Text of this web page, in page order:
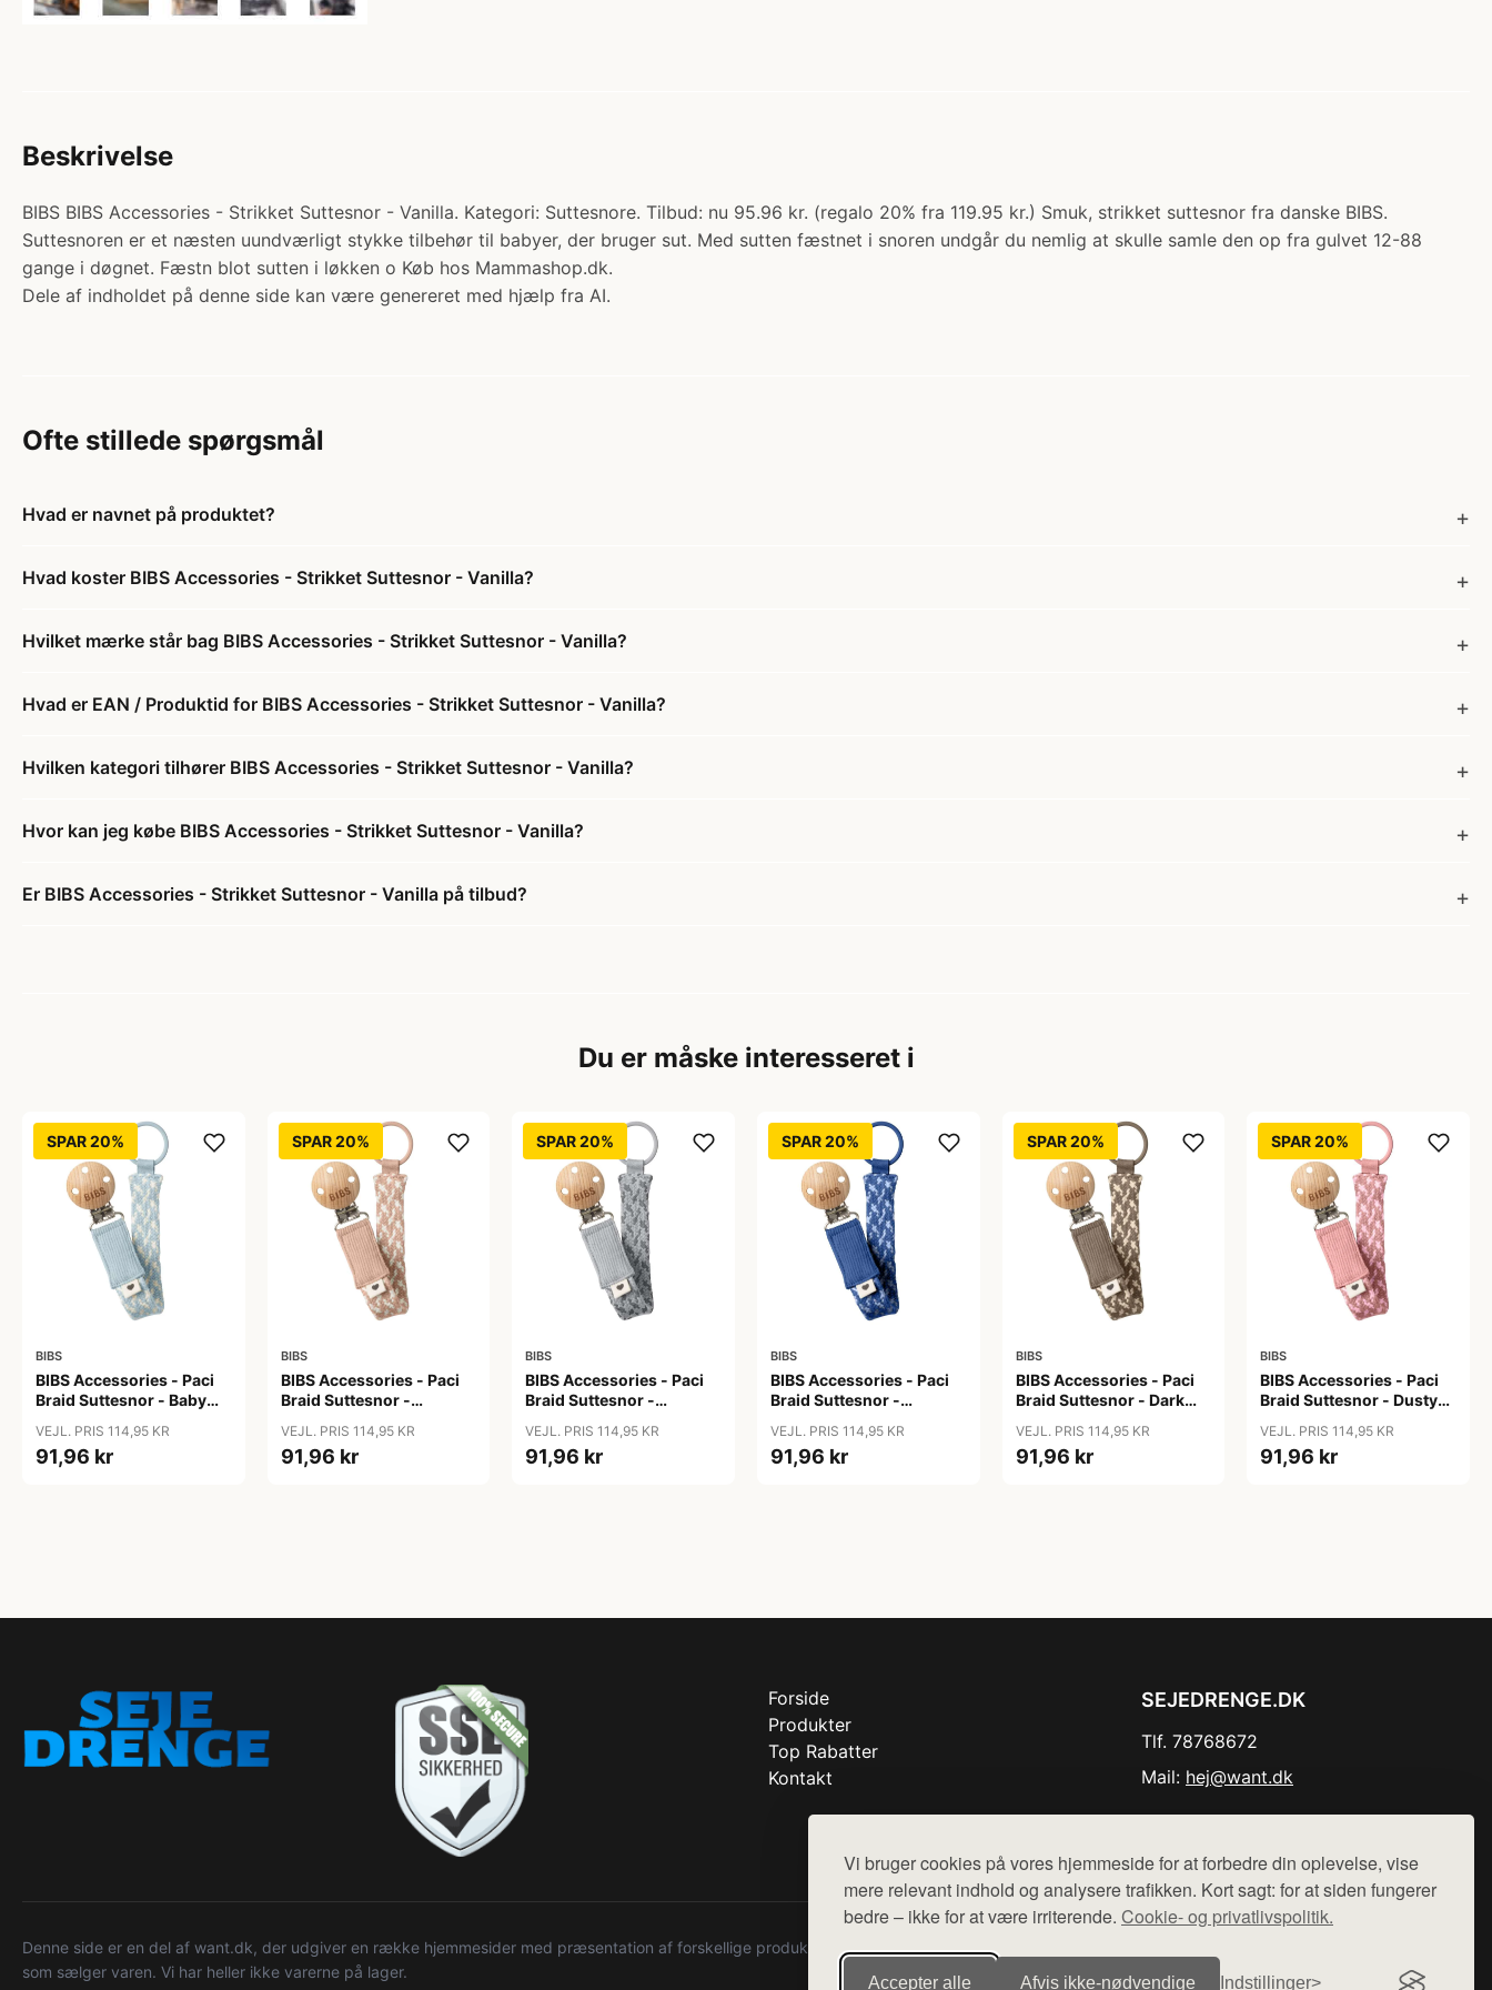
Vi bruger cookies på vores hjemmeside for at forbedre din oplevelse, vise
mere relevant indhold og analysere trafikken. Kort sagt: for at siden fungerer
bedre – ikke for at være irriterende. Cookie- og privatlivspolitik.
Accepter alle Afvis ikke‑nødvendige Indstillinger
Beskrivelse
BIBS BIBS Accessories - Strikket Suttesnor - Vanilla. Kategori: Suttesnore. Tilbud: nu 95.96 kr. (regalo 20% fra 119.95 kr.) Smuk, strikket suttesnor fra danske BIBS.
Suttesnoren er et næsten uundværligt stykke tilbehør til babyer, der bruger sut. Med sutten fæstnet i snoren undgår du nemlig at skulle samle den op fra gulvet 12-88
gange i døgnet. Fæstn blot sutten i løkken o Køb hos Mammashop.dk.
Dele af indholdet på denne side kan være genereret med hjælp fra AI.
Ofte stillede spørgsmål
Hvad er navnet på produktet?
Hvad koster BIBS Accessories - Strikket Suttesnor - Vanilla?
Hvilket mærke står bag BIBS Accessories - Strikket Suttesnor - Vanilla?
Hvad er EAN / Produktid for BIBS Accessories - Strikket Suttesnor - Vanilla?
Hvilken kategori tilhører BIBS Accessories - Strikket Suttesnor - Vanilla?
Hvor kan jeg købe BIBS Accessories - Strikket Suttesnor - Vanilla?
Er BIBS Accessories - Strikket Suttesnor - Vanilla på tilbud?
Du er måske interesseret i
SPAR 20%
BIBS
BIBS Accessories - Paci
Braid Suttesnor - Baby
VEJL. PRIS 114,95 KR
91,96 kr
SPAR 20%
BIBS
BIBS Accessories - Paci
Braid Suttesnor -
VEJL. PRIS 114,95 KR
91,96 kr
SPAR 20%
BIBS
BIBS Accessories - Paci
Braid Suttesnor -
VEJL. PRIS 114,95 KR
91,96 kr
SPAR 20%
BIBS
BIBS Accessories - Paci
Braid Suttesnor -
VEJL. PRIS 114,95 KR
91,96 kr
SPAR 20%
BIBS
BIBS Accessories - Paci
Braid Suttesnor - Dark
VEJL. PRIS 114,95 KR
91,96 kr
SPAR 20%
BIBS
BIBS Accessories - Paci
Braid Suttesnor - Dusty
VEJL. PRIS 114,95 KR
91,96 kr
Forside
Produkter
Top Rabatter
Kontakt
SEJEDRENGE.DK
Tlf. 78768672
Mail: hej@want.dk
Denne side er en del af want.dk, der udgiver en række hjemmesider med præsentation af forskellige produkter fra diverse webshops. Der sælges ikke varer fra denne side - vi henviser til de shops,
som sælger varen. Vi har heller ikke varerne på lager.